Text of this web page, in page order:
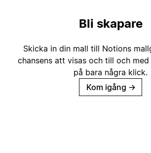
Bli skapare
Skicka in din mall till Notions
chansens att visas och till och
på bara några klick.
Kom igång →